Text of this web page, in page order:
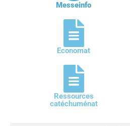
Messeinfo
Economat
Ressources
catéchuménat